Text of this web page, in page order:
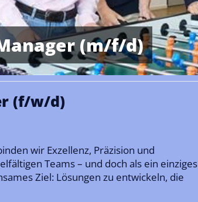
(m/f/d)
(f/w/d)
wir Exzellenz, Präzision und
Teams – und doch als ein einziges
Ziel: Lösungen zu entwickeln, die